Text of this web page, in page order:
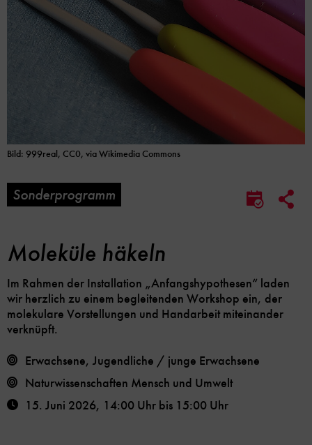
Bild: 999real, CC0, via Wikimedia Commons
Sonderprogramm
Moleküle häkeln
Im Rahmen der Installation „Anfangshypothesen“ laden
wir herzlich zu einem begleitenden Workshop ein, der
molekulare Vorstellungen und Handarbeit miteinander
verknüpft.
Erwachsene, Jugendliche / junge Erwachsene
Naturwissenschaften Mensch und Umwelt
15. Juni 2026, 14:00 Uhr bis 15:00 Uhr